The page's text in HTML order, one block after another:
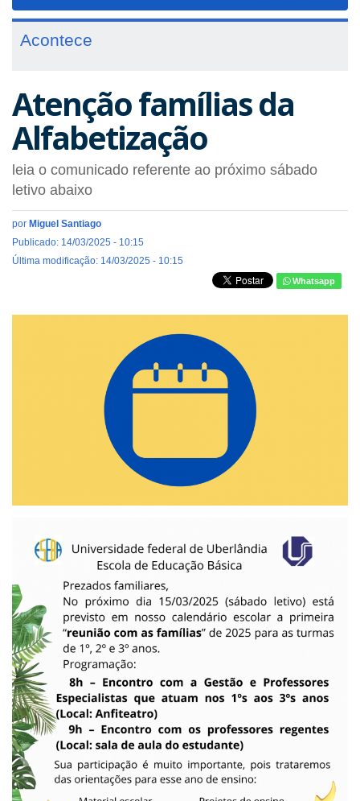
Acontece
Atenção famílias da
Alfabetização
leia o comunicado referente ao próximo sábado
letivo abaixo
por Miguel Santiago
Publicado: 14/03/2025 - 10:15
Última modificação: 14/03/2025 - 10:15
Whatsapp